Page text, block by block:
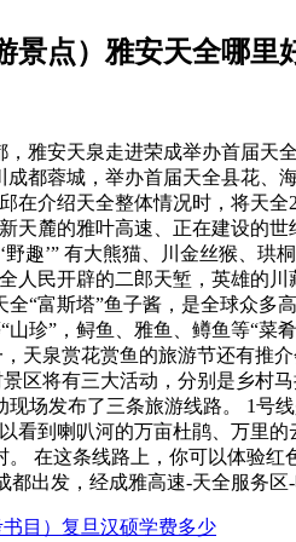
景点）雅安天全哪里
雅安天泉走进荣成举办首届
都蓉城，举办首届天全县花
在介绍天全整体情况时，将天
天麓的雅叶高速、正在建设的
野趣’” 有大熊猫、川金丝猴、
人民开辟的二郎天堑，英雄的
全“富斯塔”鱼子酱，是全球众
珍”，鲟鱼、雅鱼、鳟鱼等“菜
天泉赏花赏鱼的旅游节还有推
区将有三大活动，分别是乡村
场发布了三条旅游线路。 1号
看到喇叭河的万亩杜鹃、万里
在这条线路上，你可以体验
都出发，经成雅高速-天全服务
目）复旦汉硕学费多少